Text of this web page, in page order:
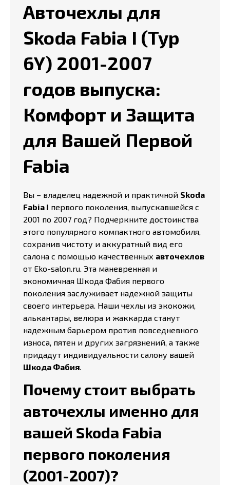
Авточехлы для
Skoda Fabia I (Typ
6Y) 2001-2007
годов выпуска:
Комфорт и Защита
для Вашей Первой
Fabia
Вы – владелец надежной и практичной Skoda
Fabia I первого поколения, выпускавшейся с
2001 по 2007 год? Подчеркните достоинства
этого популярного компактного автомобиля,
сохранив чистоту и аккуратный вид его
салона с помощью качественных авточехлов
от Eko-salon.ru. Эта маневренная и
экономичная Шкода Фабия первого
поколения заслуживает надежной защиты
своего интерьера. Наши чехлы из экокожи,
алькантары, велюра и жаккарда станут
надежным барьером против повседневного
износа, пятен и других загрязнений, а также
придадут индивидуальности салону вашей
Шкода Фабия.
Почему стоит выбрать
авточехлы именно для
вашей Skoda Fabia
первого поколения
(2001-2007)?